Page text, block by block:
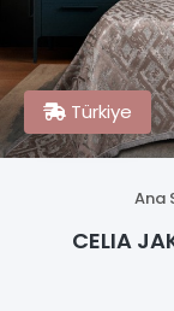
Türkiye
Ana
CELIA